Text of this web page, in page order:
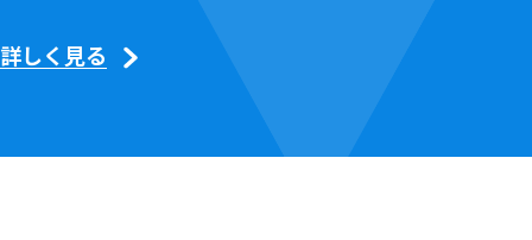
詳しく見る